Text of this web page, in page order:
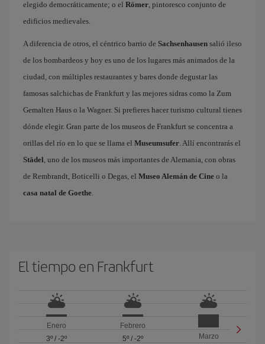
elegido democráticamente; o el Römer, pintoresco conjunto de
edificios medievales.
A diferencia de otros, el céntrico barrio de Sachsenhausen salió ileso
de los bombardeos y hoy es uno de los lugares más animados de la
ciudad, con múltiples restaurantes y bares donde degustar las
famosas salchichas de Frankfurt y las mejores sidras como la Zum
Gemalten Haus o la Wagner. Si prefieres hacer turismo cultural tienes
dónde elegir. Gran parte de los museos de Frankfurt se concentra a
orillas del río en lo que se llama el Museumsufer. Allí encontrarás el
Städel, uno de los museos más importantes de Alemania, con obras
de Rembrandt, Boticelli o Degas, el Museo Alemán de Cine o la
casa natal de Goethe.
El tiempo en Frankfurt
Enero
3º/ -2º
Febrero
5º/ -2º
Marzo